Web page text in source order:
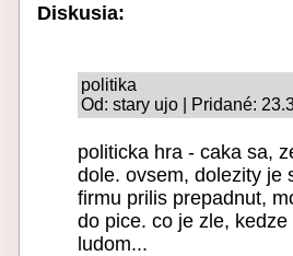
Diskusia:
politika
Od: stary ujo | Pridané:
politicka hra - caka sa,
dole. ovsem, dolezity je
firmu prilis prepadnut,
do pice. co je zle,
ludom...